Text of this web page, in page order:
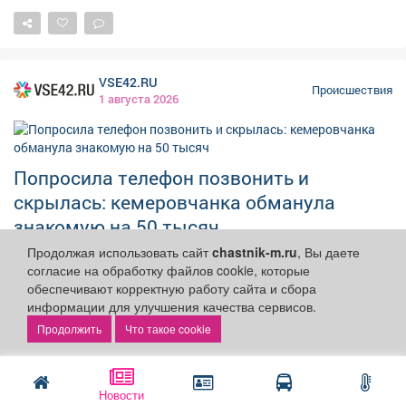
Новости
обладает какой-либо информацией о пропавшей,
просим звонить по телефону 8-800-700-54-52.
VSE42.RU
1 августа 2026
Происшествия
Попросила телефон позвонить и
скрылась: кемеровчанка обманула
знакомую на 50 тысяч
В Кемерове полицейские задержали 32-летнюю ранее
судимую женщину, которая украла смартфон у
знакомой. В отдел полиции "Кировский" обратилась
35-летняя кемеровчанка. Она рассказала, что
знакомая обманом похитила у нее телефон
стоимостью около 50 тысяч рублей. Как сообщили в
ГУ МВД по Кузбассу, правоохранители установили и
задержали подозреваемую – 32-летнюю ранее
Продолжая использовать сайтchastnik-m.ru, Вы даете
согласие на обработку файлов cookie, которые
обеспечивают корректную работу сайта и сбора
информации для улучшения качества сервисов.
Что такое cookie